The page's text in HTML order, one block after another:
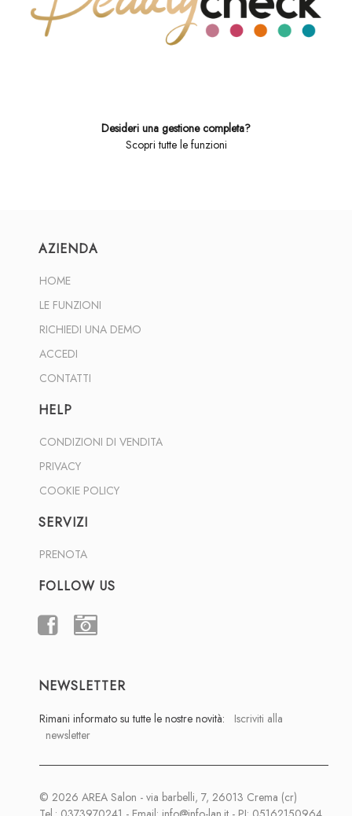
Desideri una gestione completa?
Scopri tutte le funzioni
AZIENDA
HOME
LE FUNZIONI
RICHIEDI UNA DEMO
ACCEDI
CONTATTI
HELP
CONDIZIONI DI VENDITA
PRIVACY
COOKIE POLICY
SERVIZI
PRENOTA
FOLLOW US
FACEBOOK
NEWSLETTER
Rimani informato su tutte le nostre novità:
Iscriviti alla
newsletter
© 2026 AREA Salon - via barbelli, 7, 26013 Crema (cr)